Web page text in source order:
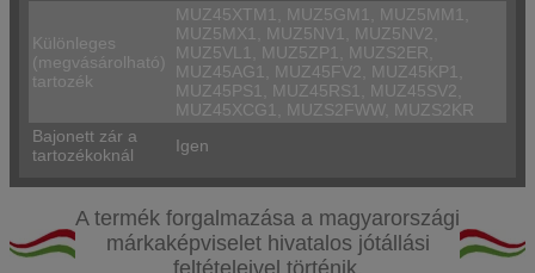
Különleges
(megvásárolható)
tartozék
MUZ45XTM1, MUZ5GM1, MUZ5MM1,
MUZ5MX1, MUZ5NV1, MUZ5NV2,
MUZ5VL1, MUZ5ZP1, MUZS2ER,
MUZ45AG1, MUZ45FV2, MUZ45KP1,
MUZ45PS1, MUZ45RS1, MUZ45SV2,
MUZ45XCG1, MUZS2FWW, MUZS2KR
Bajonett zár a
tartozékoknál
Igen
A termék forgalmazása a magyarországi
márkaképviselet hivatalos jótállási